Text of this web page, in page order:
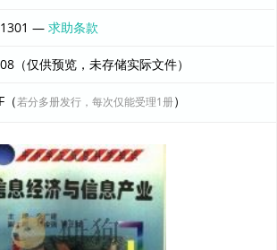
—求助条款
（仅供预览，未存储实际文件）
（若分多册发行，每次仅能受理1册）